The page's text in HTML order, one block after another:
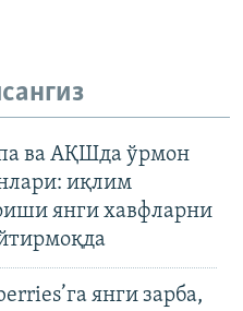
ва АҚШда ўрмон
иқлим
янги хавфларни
янги зарба,